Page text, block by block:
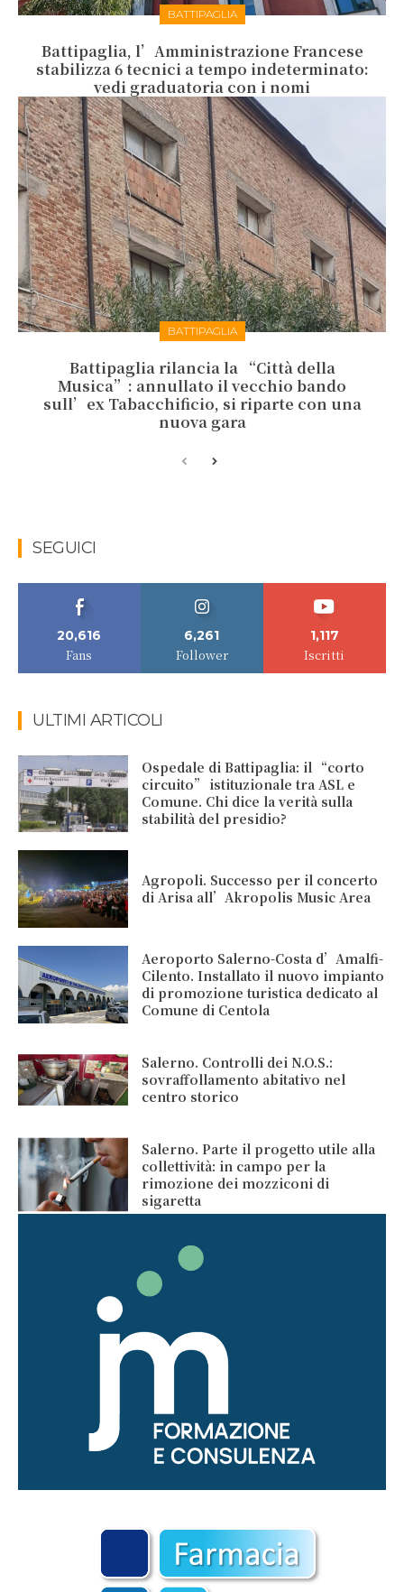
BATTIPAGLIA
Battipaglia, l’Amministrazione Francese
stabilizza 6 tecnici a tempo indeterminato:
vedi graduatoria con i nomi
BATTIPAGLIA
Battipaglia rilancia la “Città della
Musica”: annullato il vecchio bando
sull’ex Tabacchificio, si riparte con una
nuova gara
SEGUICI
20,616
Fans
6,261
Follower
1,117
Iscritti
ULTIMI ARTICOLI
Ospedale di Battipaglia: il “corto
circuito” istituzionale tra ASL e
Comune. Chi dice la verità sulla
stabilità del presidio?
Agropoli. Successo per il concerto
di Arisa all’Akropolis Music Area
Aeroporto Salerno-Costa d’Amalfi-
Cilento. Installato il nuovo impianto
di promozione turistica dedicato al
Comune di Centola
Salerno. Controlli dei N.O.S.:
sovraffollamento abitativo nel
centro storico
Salerno. Parte il progetto utile alla
collettività: in campo per la
rimozione dei mozziconi di
sigaretta